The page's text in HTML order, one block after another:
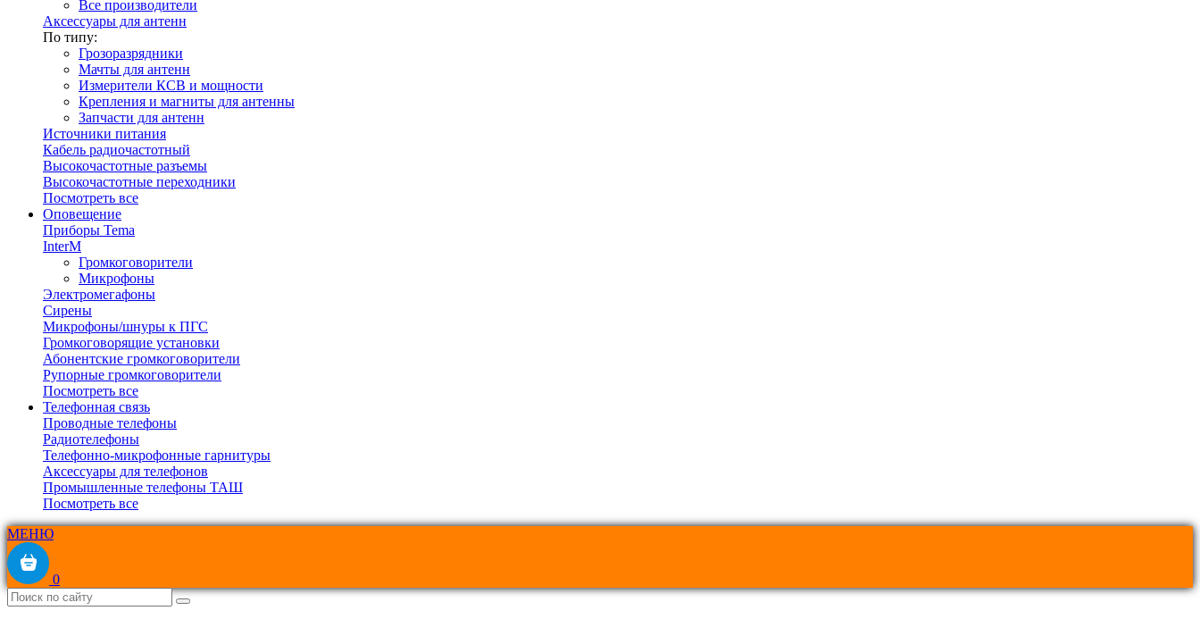
Все производители
Аксессуары для антенн
По типу:
Грозоразрядники
Мачты для антенн
Измерители КСВ и мощности
Крепления и магниты для антенны
Запчасти для антенн
Источники питания
Кабель радиочастотный
Высокочастотные разъемы
Высокочастотные переходники
Посмотреть все
Оповещение
Приборы Tema
InterM
Громкоговорители
Микрофоны
Электромегафоны
Сирены
Микрофоны/шнуры к ПГС
Громкоговорящие установки
Абонентские громкоговорители
Рупорные громкоговорители
Посмотреть все
Телефонная связь
Проводные телефоны
Радиотелефоны
Телефонно-микрофонные гарнитуры
Аксессуары для телефонов
Промышленные телефоны ТАШ
Посмотреть все
МЕНЮ
0